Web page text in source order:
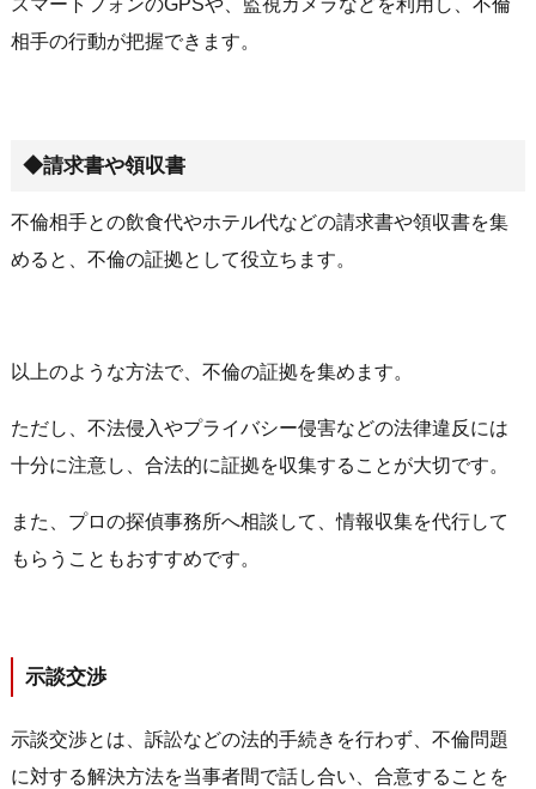
スマートフォンのGPSや、監視カメラなどを利用し、不倫
相手の行動が把握できます。
◆請求書や領収書
不倫相手との飲食代やホテル代などの請求書や領収書を集
めると、不倫の証拠として役立ちます。
以上のような方法で、不倫の証拠を集めます。
ただし、不法侵入やプライバシー侵害などの法律違反には
十分に注意し、合法的に証拠を収集することが大切です。
また、プロの探偵事務所へ相談して、情報収集を代行して
もらうこともおすすめです。
示談交渉
示談交渉とは、訴訟などの法的手続きを行わず、不倫問題
に対する解決方法を当事者間で話し合い、合意することを